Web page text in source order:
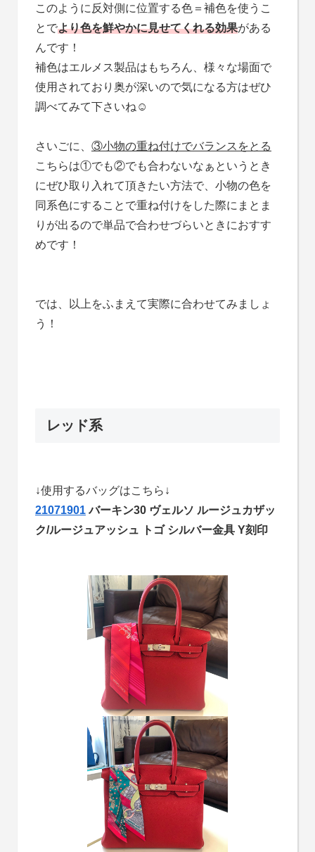
このように反対側に位置する色＝補色を使うこ
とでより色を鮮やかに見せてくれる効果がある
んです！
補色はエルメス製品はもちろん、様々な場面で
使用されており奥が深いので気になる方はぜひ
調べてみて下さいね☺
さいごに、 ③小物の重ね付けでバランスをとる
こちらは①でも②でも合わないなぁというとき
にぜひ取り入れて頂きたい方法で、小物の色を
同系色にすることで重ね付けをした際にまとま
りが出るので単品で合わせづらいときにおすす
めです！
では、以上をふまえて実際に合わせてみましょ
う！
レッド系
↓使用するバッグはこちら↓
21071901 バーキン30 ヴェルソ ルージュカザッ
ク/ルージュアッシュ トゴ シルバー金具 Y刻印